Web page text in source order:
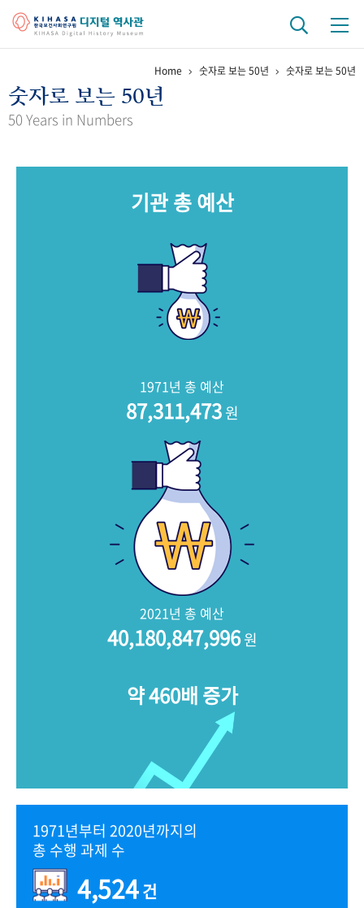
걸어온 길 기관 변천사 역대 기관장
키워드로 보는 연구 역사
문서 기록물 행정박물
Home 숫자로 보는 50년 숫자로 보는 50년
숫자로 보는 50년
50 Years in Numbers
기관 총 예산
1971년 총 예산
87,311,473원
2021년 총 예산
40,180,847,996원
약 460배 증가
1971년부터 2020년까지의
총 수행 과제 수
4,524건